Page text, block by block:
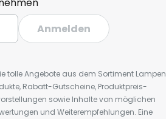
Anmelden
tolle Angebote aus dem Sortiment Lampen
Rabatt-Gutscheine, Produktpreis-
sowie Inhalte von möglichen
und Weiterempfehlungen. Eine